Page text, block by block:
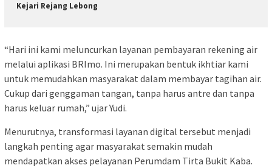
Kejari Rejang Lebong
“Hari ini kami meluncurkan layanan pembayaran rekening air
melalui aplikasi BRImo. Ini merupakan bentuk ikhtiar kami
untuk memudahkan masyarakat dalam membayar tagihan air.
Cukup dari genggaman tangan, tanpa harus antre dan tanpa
harus keluar rumah,” ujar Yudi.
Menurutnya, transformasi layanan digital tersebut menjadi
langkah penting agar masyarakat semakin mudah
mendapatkan akses pelayanan Perumdam Tirta Bukit Kaba.